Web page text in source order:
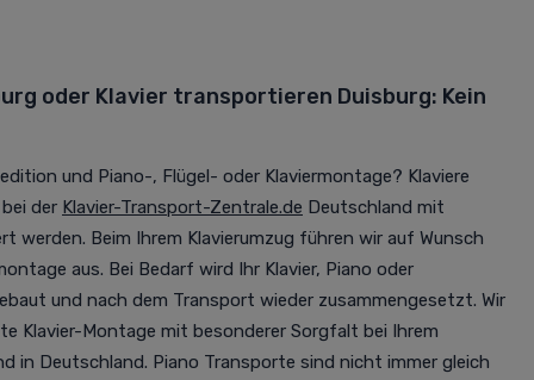
oder Klavier transportieren Duisburg: Kein
und Piano-, Flügel- oder Klaviermontage? Klaviere
der Klavier-Transport-Zentrale.de Deutschland mit
Beim Ihrem Klavierumzug führen wir auf Wunsch
aus. Bei Bedarf wird Ihr Klavier, Piano oder
und nach dem Transport wieder zusammengesetzt. Wir
Klavier-Montage mit besonderer Sorgfalt bei Ihrem
in Deutschland. Piano Transporte sind nicht immer gleich